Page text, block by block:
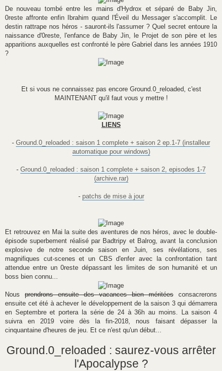
De nouveau tombé entre les mains d'Hydrox et séparé de Baby Jin,
0reste affronte enfin Ibrahim quand l'Éveil du Messager s'accomplit. Le
destin rattrape nos héros - sauront-ils l'assumer ? Quel secret entoure la
naissance d'0reste, l'enfance de Baby Jin, le Projet de son père et les
apparitions auxquelles est confronté le père Gabriel dans les années 1910
?
Et si vous ne connaissez pas encore Ground.0_reloaded, c'est
MAINTENANT qu'il faut vous y mettre !
LIENS
- Ground.0_reloaded : saison 1 complete + saison 2 ep.1-7 (installeur
automatique pour windows)
- Ground.0_reloaded : saison 1 complete + saison 2, episodes 1-7
(archive.rar)
- patchs de mise à jour
Et retrouvez en Mai la suite des aventures de nos héros, avec le double-
épisode superbement réalisé par Badtripy et Balrog, avant la conclusion
explosive de notre seconde saison en Juin, ses révélations, ses
magnifiques cut-scenes et un CBS d'enfer avec la confrontation tant
attendue entre un 0reste dépassant les limites de son humanité et un
boss bien connu...
Nous prendrons ensuite des vacances bien méritées consacrerons
ensuite cet été à achever le développement de la saison 3 qui démarrera
en Septembre et portera la série de 24 à 36h au moins. La saison 4
suivra en 2019 voire dès la fin-2018, nous faisant dépasser la
cinquantaine d'heures de jeu. Et ce n'est qu'un début...
Ground.0_reloaded : saurez-vous arrêter
l'Apocalypse ?